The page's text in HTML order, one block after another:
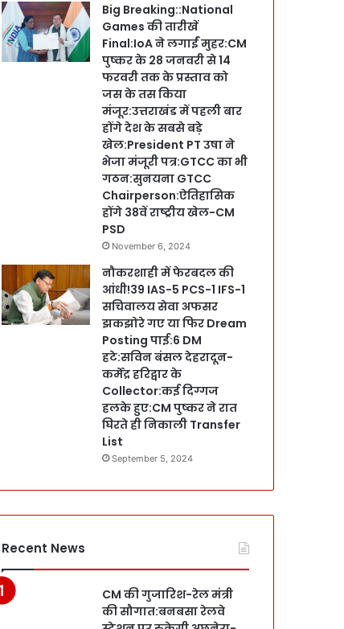
Big Breaking::National
Games की तारीखें
Final:IoA ने लगाईं मुहर:CM
पुष्कर के 28 जनवरी से 14
फरवरी तक के प्रस्ताव को
जस के तस किया
मंजूर:उत्तराखंड में पहली बार
होंगे देश के सबसे बड़े
खेल:President PT उषा ने
भेजा मंजूरी पत्र:GTCC का भी
गठन:सुनयना GTCC
Chairperson:ऐतिहासिक
होंगे 38वें राष्ट्रीय खेल-CM
PSD
November 6, 2024
नौकरशाही में फेरबदल की
आंधी!39 IAS-5 PCS-1 IFS-1
सचिवालय सेवा अफसर
झकझोरे गए या फिर Dream
Posting पाई:6 DM
हटे:सविन बंसल देहरादून-
कर्मेंद्र हरिद्वार के
Collector:कई दिग्गज
हलके हुए:CM पुष्कर ने रात
घिरते ही निकाली Transfer
List
September 5, 2024
Recent News
CM की गुजारिश-रेल मंत्री
की सौगात:बनबसा रेलवे